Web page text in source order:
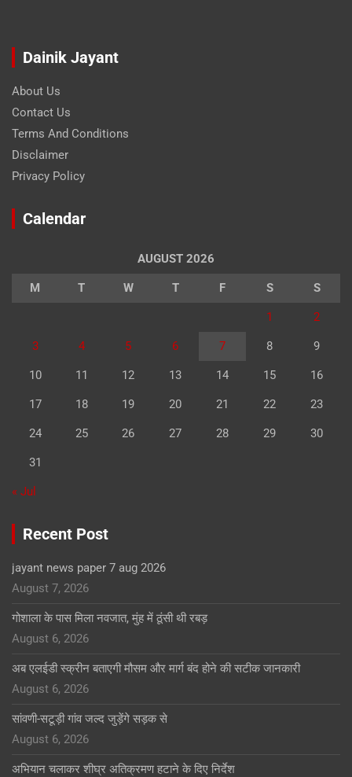
Dainik Jayant
About Us
Contact Us
Terms And Conditions
Disclaimer
Privacy Policy
Calendar
AUGUST 2026
M T W T F S S
1 2
3 4 5 6 7 8 9
10 11 12 13 14 15 16
17 18 19 20 21 22 23
24 25 26 27 28 29 30
31
« Jul
Recent Post
jayant news paper 7 aug 2026
August 7, 2026
गोशाला के पास मिला नवजात, मुंह में ठूंसी थी रबड़
August 6, 2026
अब एलईडी स्क्रीन बताएगी मौसम और मार्ग बंद होने की सटीक जानकारी
August 6, 2026
सांवणी-सटूड़ी गांव जल्द जुड़ेंगे सड़क से
August 6, 2026
अभियान चलाकर शीघ्र अतिक्रमण हटाने के दिए निर्देश